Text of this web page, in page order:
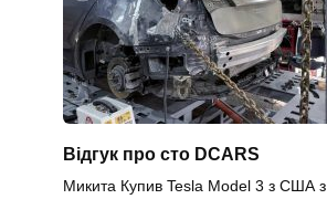
Відгук про сто DCARS
Микита Купив Tesla Model 3 з США з